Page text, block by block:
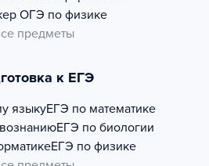
ОГЭ по физике
предметы
к ЕГЭ
языкуЕГЭ по математике
ЕГЭ по биологии
ЕГЭ по физике